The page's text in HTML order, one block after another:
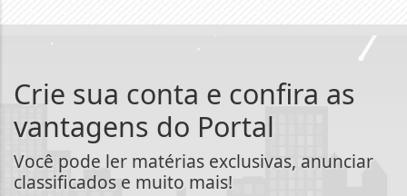
Crie sua conta e confira as
vantagens do Portal
Você pode ler matérias exclusivas, anunciar
classificados e muito mais!